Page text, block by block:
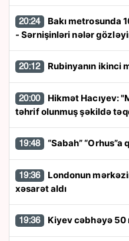
20:24
- Sərnişinləri nələr
20:12 Rubinyanın ikinci
20:00
təhrif olunmuş şəkildə
19:48 “Sabah”
19:36
xəsarət aldı
19:36 Kiyev cəbhəyə